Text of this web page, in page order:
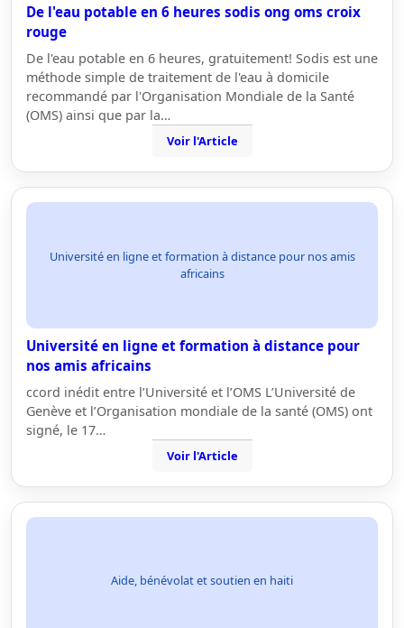
De l'eau potable en 6 heures sodis ong oms croix
rouge
De l'eau potable en 6 heures, gratuitement! Sodis est une
méthode simple de traitement de l'eau à domicile
recommandé par l'Organisation Mondiale de la Santé
(OMS) ainsi que par la…
Voir l'Article
Université en ligne et formation à distance pour nos amis
africains
Université en ligne et formation à distance pour
nos amis africains
ccord inédit entre l’Université et l’OMS L’Université de
Genève et l’Organisation mondiale de la santé (OMS) ont
signé, le 17…
Voir l'Article
Aide, bénévolat et soutien en haiti